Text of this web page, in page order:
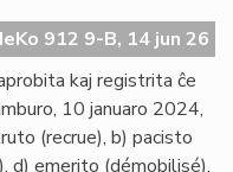
912 9-B, 14 jun 26
kaj registrita ĉe
10 januaro 2024,
(recrue), b) pacisto
d) emerito (démobilisé).